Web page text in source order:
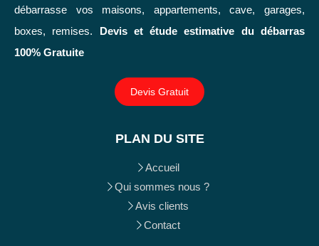
débarrasse vos maisons, appartements, cave, garages,
boxes, remises.
Devis et étude estimative du débarras
100% Gratuite
Devis Gratuit
PLAN DU SITE
Accueil
Qui sommes nous ?
Avis clients
Contact